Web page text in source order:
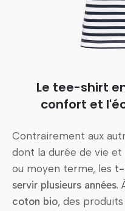
Le tee-shirt
confort et
Contrairement aux
dont la durée de vie
ou moyen terme, les t-
servir plusieurs années.
coton bio, des